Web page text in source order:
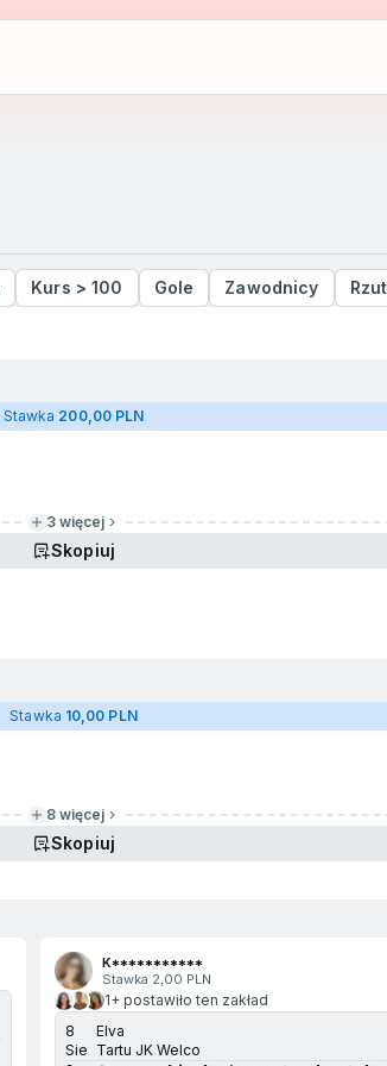
Kurs > 100 Gole Zawodnicy
Stawka 200,00 PLN
3 więcej
Skopiuj
Stawka 10,00 PLN
8 więcej
Skopiuj
K***********
Stawka 2,00 PLN
1+ postawiło ten zakład
8
Sie
Elva
Tartu JK Welco